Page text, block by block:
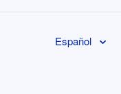
Español